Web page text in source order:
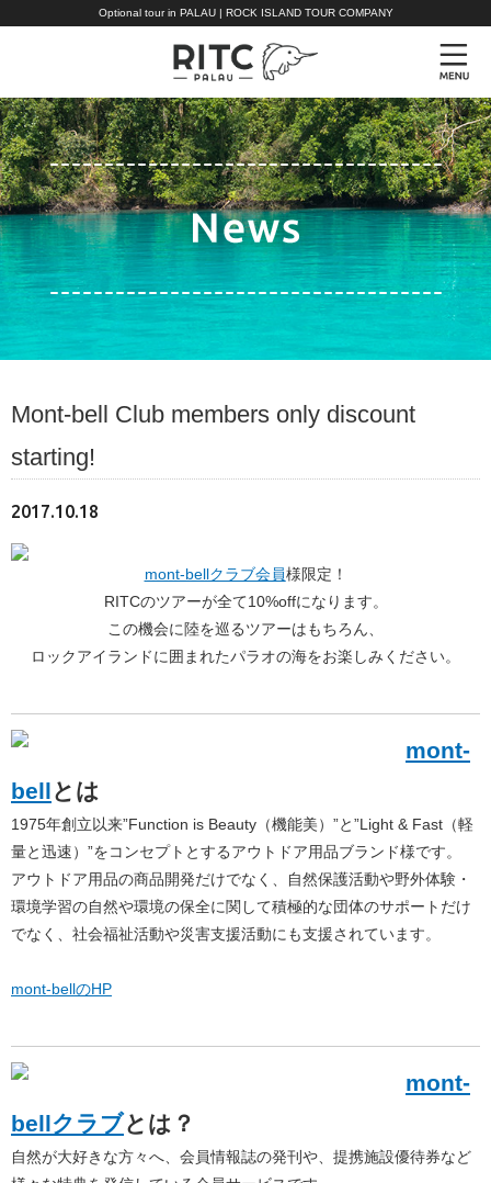
Optional tour in PALAU | ROCK ISLAND TOUR COMPANY
Mont-bell Club members only discount
starting!
2017.10.18
mont-bellクラブ会員様限定！
RITCのツアーが全て10%offになります。
この機会に陸を巡るツアーはもちろん、
ロックアイランドに囲まれたパラオの海をお楽しみください。
mont-
bellとは
1975年創立以来”Function is Beauty（機能美）”と”Light & Fast（軽
量と迅速）”をコンセプトとするアウトドア用品ブランド様です。
アウトドア用品の商品開発だけでなく、自然保護活動や野外体験・
環境学習の自然や環境の保全に関して積極的な団体のサポートだけ
でなく、社会福祉活動や災害支援活動にも支援されています。
mont-bellのHP
mont-
bellクラブとは？
自然が大好きな方々へ、会員情報誌の発刊や、提携施設優待券など